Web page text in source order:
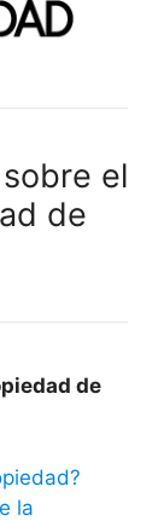
el
de
de
la